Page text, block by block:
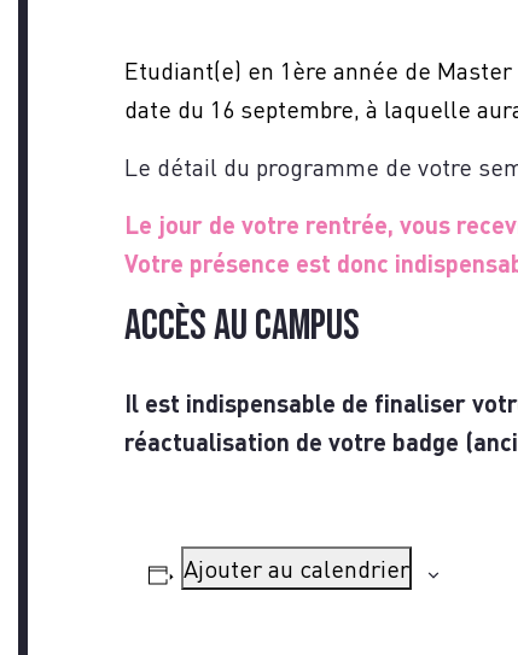
Etudiant(e) en 1ère année de
date du 16 septembre, à laquelle
Le détail du programme de votre
Le jour de votre rentrée, vous
Votre présence est donc
ACCÈS AU CAMPUS
Il est indispensable de finaliser
réactualisation de votre badge
Ajouter au calendrier